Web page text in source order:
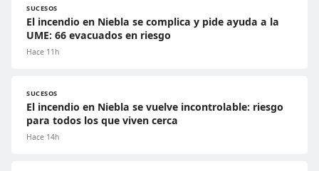
SUCESOS
El incendio en Niebla se complica y pide ayuda a la
UME: 66 evacuados en riesgo
Hace 11h
SUCESOS
El incendio en Niebla se vuelve incontrolable: riesgo
para todos los que viven cerca
Hace 14h